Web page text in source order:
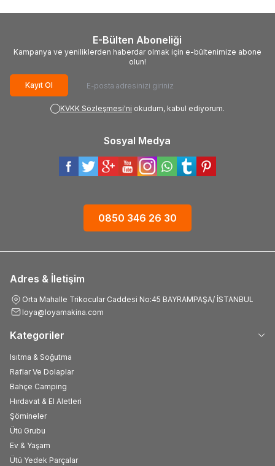
E-Bülten Aboneliği
Kampanya ve yeniliklerden haberdar olmak için e-bültenimize abone
olun!
Kayıt Ol
KVKK Sözleşmesi'ni okudum, kabul ediyorum.
Sosyal Medya
0850 346 26 30
Adres & İletişim
Orta Mahalle Trikocular Caddesi No:45 BAYRAMPAŞA/ İSTANBUL
loya@loyamakina.com
Kategoriler
Isıtma & Soğutma
Raflar Ve Dolaplar
Bahçe Camping
Hırdavat & El Aletleri
Şömineler
Ütü Grubu
Ev & Yaşam
Ütü Yedek Parçalar